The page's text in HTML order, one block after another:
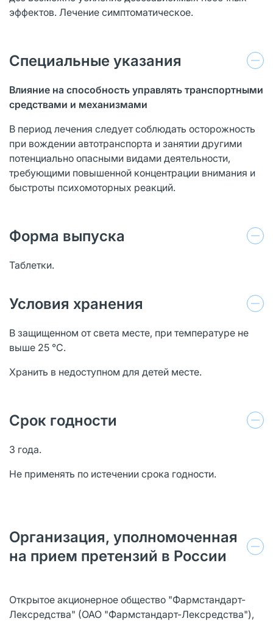
эффектов. Лечение симптоматическое.
Специальные указания
Влияние на способность управлять транспортными
средствами и механизмами
В период лечения следует соблюдать осторожность
при вождении автотранспорта и занятии другими
потенциально опасными видами деятельности,
требующими повышенной концентрации внимания и
быстроты психомоторных реакций.
Форма выпуска
Таблетки.
Условия хранения
В защищенном от света месте, при температуре не
выше 25 °С.
Хранить в недоступном для детей месте.
Срок годности
3 года.
Не применять по истечении срока годности.
Организация, уполномоченная
на прием претензий в России
Открытое акционерное общество "Фармстандарт-
Лексредства" (ОАО "Фармстандарт-Лексредства"),